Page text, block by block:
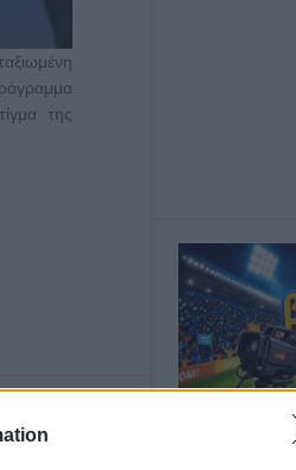
της